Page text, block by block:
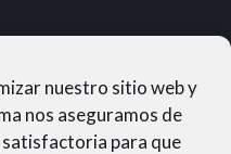
nuestro sitio web y
nos aseguramos de
satisfactoria para que